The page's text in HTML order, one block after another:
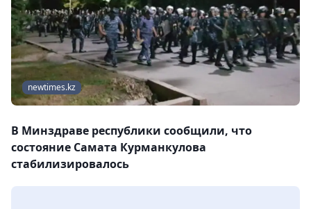
newtimes.kz
В Минздраве республики сообщили, что
состояние Самата Курманкулова
стабилизировалось